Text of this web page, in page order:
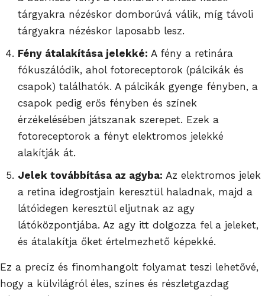
tárgyakra nézéskor domborúvá válik, míg távoli
tárgyakra nézéskor laposabb lesz.
Fény átalakítása jelekké: A fény a retinára
fókuszálódik, ahol fotoreceptorok (pálcikák és
csapok) találhatók. A pálcikák gyenge fényben, a
csapok pedig erős fényben és színek
érzékelésében játszanak szerepet. Ezek a
fotoreceptorok a fényt elektromos jelekké
alakítják át.
Jelek továbbítása az agyba: Az elektromos jelek
a retina idegrostjain keresztül haladnak, majd a
látóidegen keresztül eljutnak az agy
látóközpontjába. Az agy itt dolgozza fel a jeleket,
és átalakítja őket értelmezhető képekké.
Ez a precíz és finomhangolt folyamat teszi lehetővé,
hogy a külvilágról éles, színes és részletgazdag